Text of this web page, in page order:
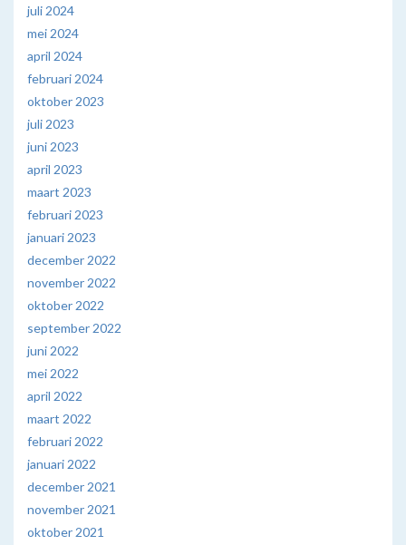
juli 2024
mei 2024
april 2024
februari 2024
oktober 2023
juli 2023
juni 2023
april 2023
maart 2023
februari 2023
januari 2023
december 2022
november 2022
oktober 2022
september 2022
juni 2022
mei 2022
april 2022
maart 2022
februari 2022
januari 2022
december 2021
november 2021
oktober 2021